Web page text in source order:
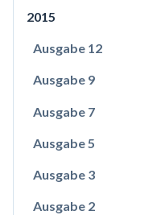
2015
Ausgabe 12
Ausgabe 9
Ausgabe 7
Ausgabe 5
Ausgabe 3
Ausgabe 2